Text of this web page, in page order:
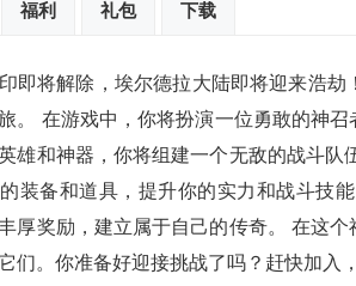
福利 礼包 下载
即将解除，埃尔德拉大陆即将迎来浩
。 在游戏中，你将扮演一位勇敢的神
雄和神器，你将组建一个无敌的战斗队
装备和道具，提升你的实力和战斗技
厚奖励，建立属于自己的传奇。 在这
们。你准备好迎接挑战了吗？赶快加入